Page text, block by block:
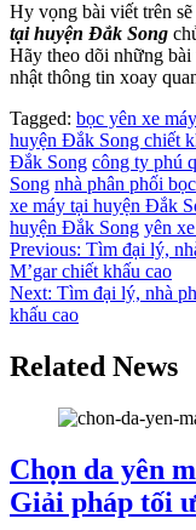
Hy vọng bài viết trên
tại huyện Đắk Song
Hãy theo dõi những
nhật thông tin xoay
Tagged: bọc yên xe
huyện Đắk Song chiết
Đắk Song công ty phú
Song nhà phân phối
xe máy tại huyện Đắk
huyện Đắk Song yên
Điều
hướng
bài
viết
Previous: Tìm đại lý,
M’gar chiết khấu cao
Next: Tìm đại lý, nhà
khấu cao
Related News
Chọn da yên
Giải pháp tối